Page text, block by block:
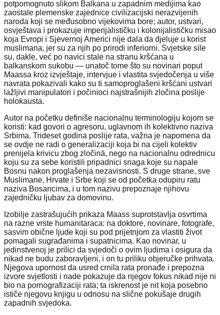
potpomognuto slikom Balkana u zapadnim medijima kao
zaostale plemenske zajednice civilizacijski nerazvijenih
naroda koji se međusobno vijekovima bore; autor, ustvari,
osvještava i prokazuje imperijalističku i kolonijalističku misao
koja Evropi i Sjevernoj Americi nije dala da djeluje u korist
muslimana, jer su za njih po prirodi inferiorni. Svjetske sile
su, dakle, već po navici stale na stranu kršćana u
balkanskom sukobu — unatoč tome što su novinari poput
Maassa kroz izvještaje, intervjue i vlastita svjedočenja u više
navrata pokazivali kako su ti samoproglašeni kršćani ustvari
lažljivi manipulatori i počinioci najstrašnijih zločina poslije
holokausta.
Autor na početku definiše nacionalnu terminologiju kojom se
koristi: kad govori o agresoru, uglavnom ih kolektivno naziva
Srbima. Trideset godina poslije rata, važna je napomena da
se ovdje ne radi o generalizaciji koja bi na cijeli kolektiv
prenijela krivicu zbog zločinā, nego na nacionalnu odrednicu
koju su za sebe koristili pripadnici snaga koje su napale
Bosnu nakon proglašenja nezavisnosti. S druge strane, sve
Muslimane, Hrvate i Srbe koji se od početka odupiru ratu
naziva Bosancima, i u tom nazivu prepoznaje njihovu
zajedničku ljubav za domovinu.
Izobilje zastrašujućih prikaza Maass suprotstavlja osvrtima
na razne vrste humanitaraca: na doktore, novinare, fotografe,
sasvim obične ljude koji su pod prijetnjom za vlastiti život
pomagali sugrađanima i supatnicima. Kao novinar, u
jedinstvenoj je prilici da svjedoči o ovim ljudima i osigura da
nikad ne budu zaboravljeni, i on tu priliku objeručke prihvata.
Njegova upornost da usred crnila rata pronađe i prepozna
izvore svjetlosti i nade pokazuje da njegov fokus nikad nije ni
bio na pornografizaciji rata; ta iskrenost je nit koja posebno
ističe njegovu knjigu u odnosu na slične pokušaje drugih
zapadnih svjedoka.